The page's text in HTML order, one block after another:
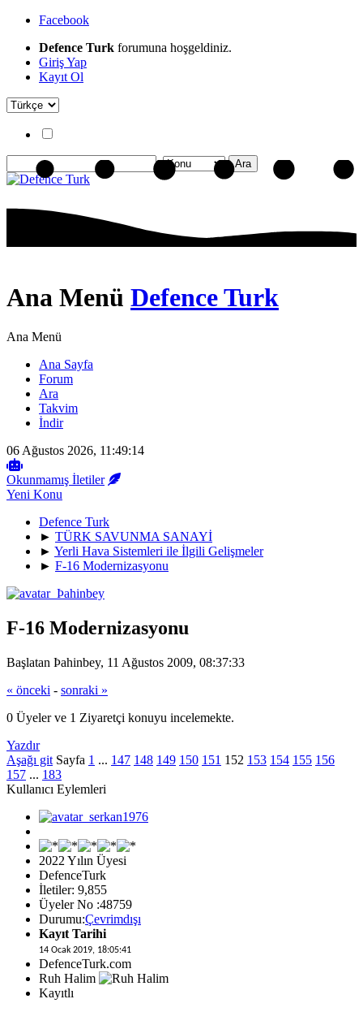
Facebook
Defence Turk forumuna hoşgeldiniz.
Giriş Yap
Kayıt Ol
Ana Menü Defence Turk
Ana Menü
Ana Sayfa
Forum
Ara
Takvim
İndir
06 Ağustos 2026, 11:49:14
Okunmamış İletiler
Yeni Konu
Defence Turk
► TÜRK SAVUNMA SANAYİ
► Yerli Hava Sistemleri ile İlgili Gelişmeler
► F-16 Modernizasyonu
F-16 Modernizasyonu
Başlatan Þahinbey, 11 Ağustos 2009, 08:37:33
« önceki - sonraki »
0 Üyeler ve 1 Ziyaretçi konuyu incelemekte.
Yazdır
Aşağı git Sayfa 1 ... 147 148 149 150 151 152 153 154 155 156
157 ... 183
Kullanıcı Eylemleri
2022 Yılın Üyesi
DefenceTurk
İletiler: 9,855
Üyeler No :48759
Durumu:Çevrimdışı
Kayıt Tarihi
14 Ocak 2019, 18:05:41
DefenceTurk.com
Ruh Halim
Kayıtlı